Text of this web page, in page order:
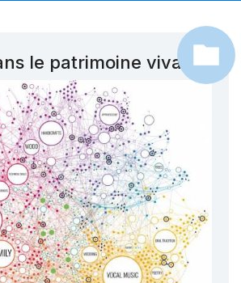
le patrimoine vivant !